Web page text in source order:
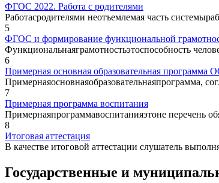
ФГОС 2022. Работа с родителями
Работасродителями неотъемлемая часть
5
ФГОС и формирование функциональной
Функциональнаяграмотностьэтоспособность
6
Примерная основная образовательная программа
Примернаяосновнаяобразовательнаяпрограмма,
7
Примерная программа воспитания
Примернаяпрограммавоспитанияэтоне перечень
8
Итоговая аттестация
В качестве итоговой аттестации слушатель
Государственные и